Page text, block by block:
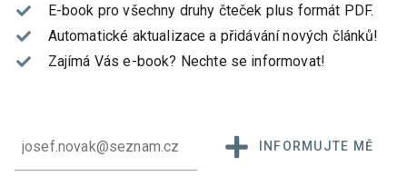
E-book pro všechny druhy čteček plus formát PDF.
Automatické aktualizace a přidávání nových článků!
Zajímá Vás e-book? Nechte se informovat!
INFORMUJTE MĚ